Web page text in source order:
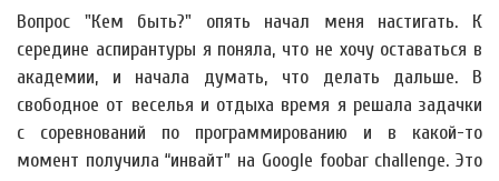
Вопрос "Кем быть?" опять начал меня настигать. К
середине аспирантуры я поняла, что не хочу оставаться в
академии, и начала думать, что делать дальше. В
свободное от веселья и отдыха время я решала задачки
с соревнований по программированию и в какой-то
момент получила “инвайт” на Google foobar challenge. Это